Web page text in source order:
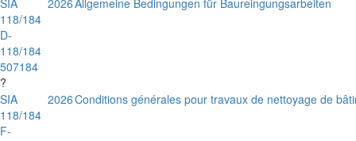
SIA
118/184
D-
118/184
507184
?
2026Allgemeine Bedingungen für Baureingungsarbeiten
SIA
118/184
F-
2026Conditions générales pour travaux de nettoyage de